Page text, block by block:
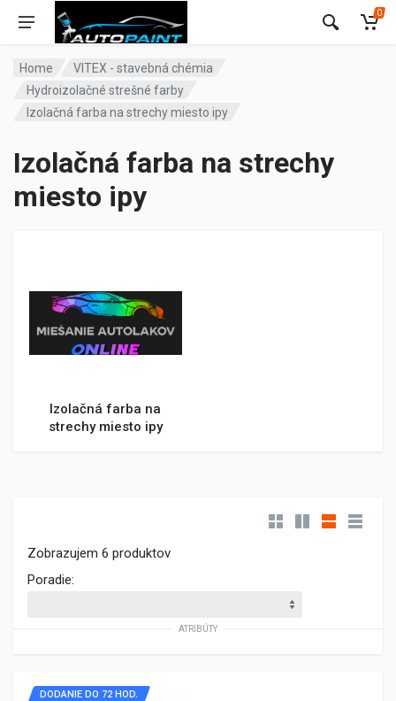
0
Home
VITEX - stavebná chémia
Hydroizolačné strešné farby
Izolačná farba na strechy miesto ipy
Izolačná farba na strechy
miesto ipy
Izolačná farba na
strechy miesto ipy
Zobrazujem 6 produktov
Poradie:
ATRIBÚTY
DODANIE DO 72 HOD.